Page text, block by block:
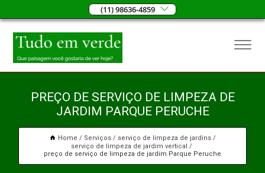
(11) 98636-4859
PREÇO DE SERVIÇO DE LIMPEZA DE
JARDIM PARQUE PERUCHE
Home Serviços
serviço de limpeza de jardins
serviço de limpeza de jardim vertical
preço de serviço de limpeza de jardim Parque Peruche